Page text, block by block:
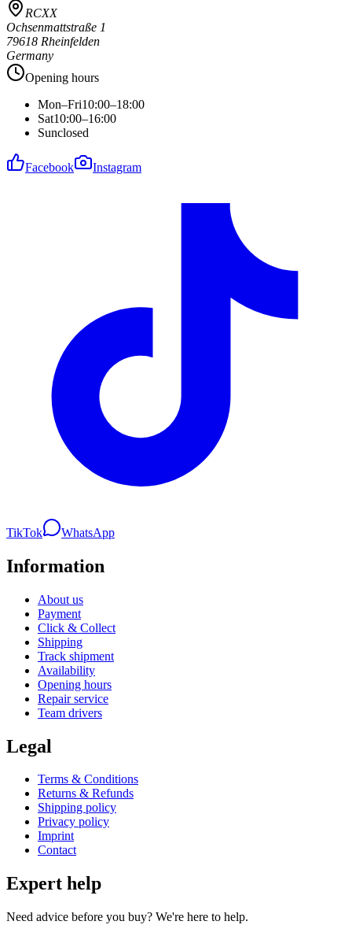
RCXX
Ochsenmattstraße 1
79618 Rheinfelden
Germany
Opening hours
Mon–Fri10:00–18:00
Sat10:00–16:00
Sunclosed
Facebook Instagram
TikTok WhatsApp
Information
About us
Payment
Click & Collect
Shipping
Track shipment
Availability
Opening hours
Repair service
Team drivers
Legal
Terms & Conditions
Returns & Refunds
Shipping policy
Privacy policy
Imprint
Contact
Expert help
Need advice before you buy? We're here to help.